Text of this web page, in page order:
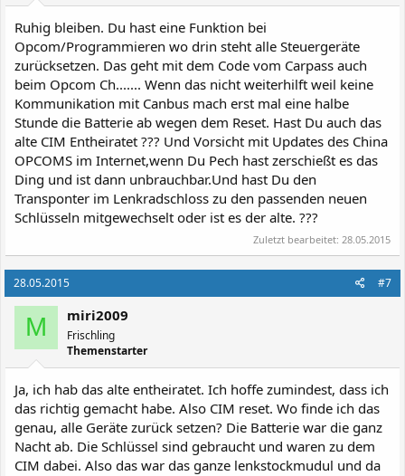
Ruhig bleiben. Du hast eine Funktion bei
Opcom/Programmieren wo drin steht alle Steuergeräte
zurücksetzen. Das geht mit dem Code vom Carpass auch
beim Opcom Ch....... Wenn das nicht weiterhilft weil keine
Kommunikation mit Canbus mach erst mal eine halbe
Stunde die Batterie ab wegen dem Reset. Hast Du auch das
alte CIM Entheiratet ??? Und Vorsicht mit Updates des China
OPCOMS im Internet,wenn Du Pech hast zerschießt es das
Ding und ist dann unbrauchbar.Und hast Du den
Transponter im Lenkradschloss zu den passenden neuen
Schlüsseln mitgewechselt oder ist es der alte. ???
Zuletzt bearbeitet: 28.05.2015
28.05.2015 #7
M miri2009
Frischling
Themenstarter
Ja, ich hab das alte entheiratet. Ich hoffe zumindest, dass ich
das richtig gemacht habe. Also CIM reset. Wo finde ich das
genau, alle Geräte zurück setzen? Die Batterie war die ganz
Nacht ab. Die Schlüssel sind gebraucht und waren zu dem
CIM dabei. Also das war das ganze lenkstockmudul und da